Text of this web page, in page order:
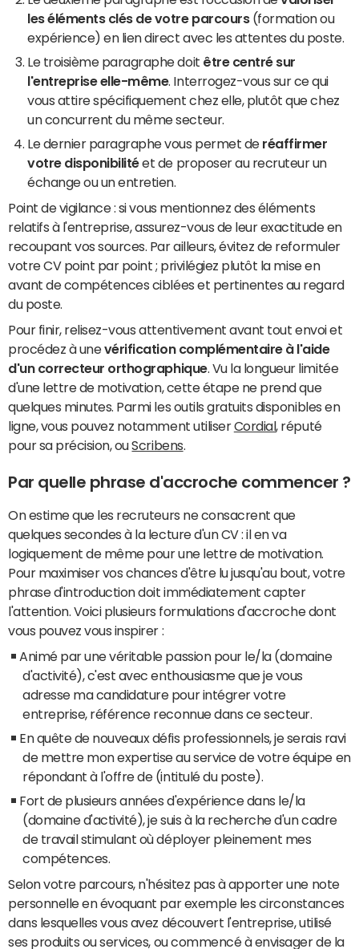
les éléments clés de votre parcours(formation ou
expérience) en lien direct avec les attentes du poste.
Le troisième paragraphe doit être centré sur
l'entreprise elle-même. Interrogez-vous sur ce qui
vous attire spécifiquement chez elle, plutôt que chez
un concurrent du même secteur.
Le dernier paragraphe vous permet de réaffirmer
votre disponibilitéet de proposer au recruteur un
échange ou un entretien.
Point de vigilance : si vous mentionnez des éléments
relatifs à l'entreprise, assurez-vous de leur exactitude en
recoupant vos sources. Par ailleurs, évitez de reformuler
votre CV point par point ; privilégiez plutôt la mise en
avant de compétences ciblées et pertinentes au regard
du poste.
Pour finir, relisez-vous attentivement avant tout envoi et
procédez à unevérification complémentaire à l'aide
d'un correcteur orthographique. Vu la longueur limitée
d'une lettre de motivation, cette étape ne prend que
quelques minutes. Parmi les outils gratuits disponibles en
ligne, vous pouvez notamment utiliserCordial , réputé
pour sa précision, ouScribens
Par quelle phrase d'accroche commencer ?
On estime que les recruteurs ne consacrent que
quelques secondes à la lecture d'un CV : il en va
logiquement de même pour une lettre de motivation.
Pour maximiser vos chances d'être lu jusqu'au bout, votre
phrase d'introduction doit immédiatement capter
l'attention. Voici plusieurs formulations d'accroche dont
vous pouvez vous inspirer :
Animé par une véritable passion pour le/la (domaine
d'activité), c'est avec enthousiasme que je vous
adresse ma candidature pour intégrer votre
entreprise, référence reconnue dans ce secteur.
En quête de nouveaux défis professionnels, je serais ravi
de mettre mon expertise au service de votre équipe en
répondant à l'offre de (intitulé du poste).
Fort de plusieurs années d'expérience dans le/la
(domaine d'activité), je suis à la recherche d'un cadre
de travail stimulant où déployer pleinement mes
compétences.
Selon votre parcours, n'hésitez pas à apporter une note
personnelle en évoquant par exemple les circonstances
dans lesquelles vous avez découvert l'entreprise, utilisé
ses produits ou services, ou commencé à envisager de la